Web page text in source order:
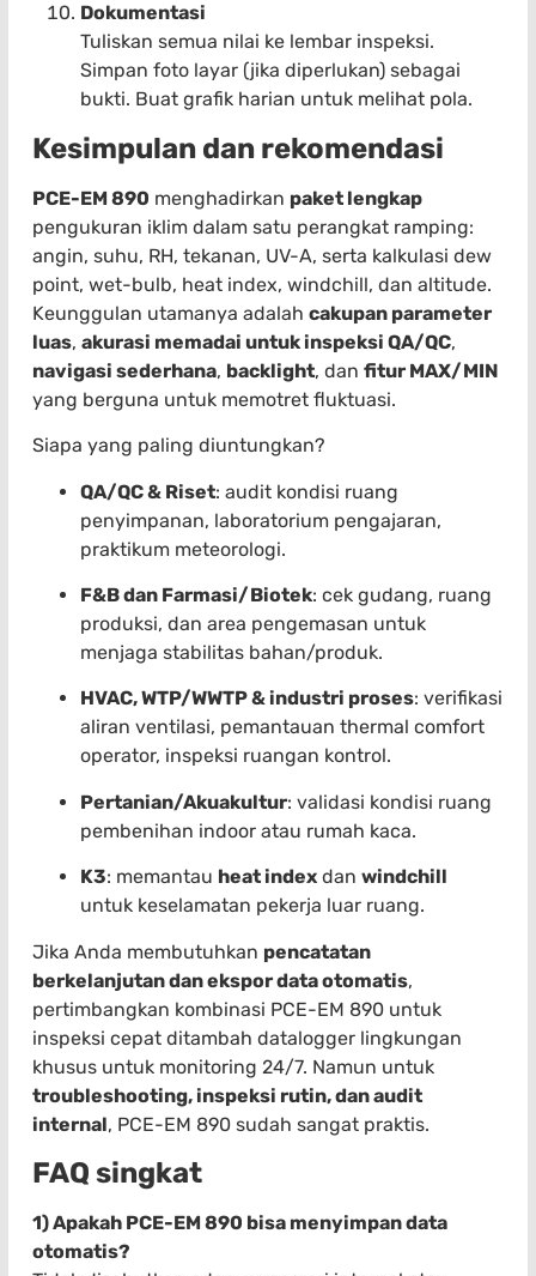
Dokumentasi
Tuliskan semua nilai ke lembar inspeksi.
Simpan foto layar (jika diperlukan) sebagai
bukti. Buat grafik harian untuk melihat pola.
Kesimpulan dan rekomendasi
PCE-EM 890 menghadirkan paket lengkap
pengukuran iklim dalam satu perangkat ramping:
angin, suhu, RH, tekanan, UV-A, serta kalkulasi dew
point, wet-bulb, heat index, windchill, dan altitude.
Keunggulan utamanya adalah cakupan parameter
luas, akurasi memadai untuk inspeksi QA/QC,
navigasi sederhana, backlight, dan fitur MAX/MIN
yang berguna untuk memotret fluktuasi.
Siapa yang paling diuntungkan?
QA/QC & Riset: audit kondisi ruang
penyimpanan, laboratorium pengajaran,
praktikum meteorologi.
F&B dan Farmasi/Biotek: cek gudang, ruang
produksi, dan area pengemasan untuk
menjaga stabilitas bahan/produk.
HVAC, WTP/WWTP & industri proses: verifikasi
aliran ventilasi, pemantauan thermal comfort
operator, inspeksi ruangan kontrol.
Pertanian/Akuakultur: validasi kondisi ruang
pembenihan indoor atau rumah kaca.
K3: memantau heat index dan windchill
untuk keselamatan pekerja luar ruang.
Jika Anda membutuhkan pencatatan
berkelanjutan dan ekspor data otomatis,
pertimbangkan kombinasi PCE-EM 890 untuk
inspeksi cepat ditambah datalogger lingkungan
khusus untuk monitoring 24/7. Namun untuk
troubleshooting, inspeksi rutin, dan audit
internal, PCE-EM 890 sudah sangat praktis.
FAQ singkat
1) Apakah PCE-EM 890 bisa menyimpan data
otomatis?